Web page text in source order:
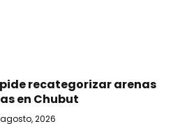
recategorizar arenas
en Chubut
2026